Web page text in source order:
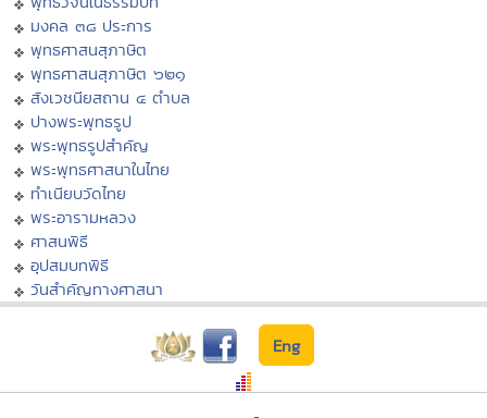
มงคล ๓๘ ประการ
พุทธศาสนสุภาษิต
พุทธศาสนสุภาษิต ๖๒๑
สังเวชนียสถาน ๔ ตำบล
ปางพระพุทธรูป
พระพุทธรูปสำคัญ
พระพุทธศาสนาในไทย
ทำเนียบวัดไทย
พระอารามหลวง
ศาสนพิธี
อุปสมบทพิธี
วันสำคัญทางศาสนา
Eng